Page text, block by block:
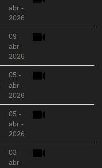
abr -
2026
09 -
abr -
2026
05 -
abr -
2026
05 -
abr -
2026
03 -
abr -